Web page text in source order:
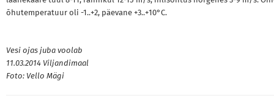
õhutemperatuur oli -1..+2, päevane +3..+10°C.
Vesi ojas juba voolab
11.03.2014 Viljandimaal
Foto: Vello Mägi